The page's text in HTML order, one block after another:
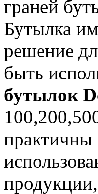
граней
Бутылка
решение
быть
бутылок
практичны